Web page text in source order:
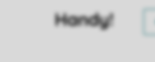
Handy!